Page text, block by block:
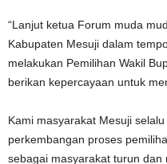
“Lanjut ketua Forum muda
Kabupaten Mesuji dalam
melakukan Pemilihan Wakil
berikan kepercayaan untuk
Kami masyarakat Mesuji
perkembangan proses
sebagai masyarakat turun